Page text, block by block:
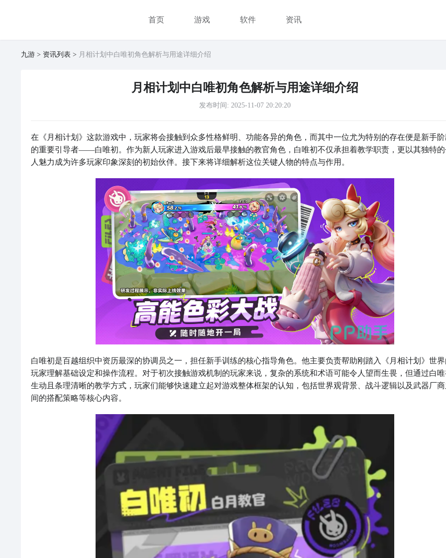
首页 游戏 软件 资讯
九游 资讯列表 月相计划中白唯初角色解析与用途详细介绍
月相计划中白唯初角色解析与用途详细介绍
发布时间: 2025-11-07 20:20:20
在《月相计划》这款游戏中，玩家将会接触到众多性格鲜明、功能各异的角色，而其中一位尤为特别的存在便是新手
的重要引导者——白唯初。作为新人玩家进入游戏后最早接触的教官角色，白唯初不仅承担着教学职责，更以其独特
人魅力成为许多玩家印象深刻的初始伙伴。接下来将详细解析这位关键人物的特点与作用。
白唯初是百越组织中资历最深的协调员之一，担任新手训练的核心指导角色。他主要负责帮助刚踏入《月相计划》世
玩家理解基础设定和操作流程。对于初次接触游戏机制的玩家来说，复杂的系统和术语可能令人望而生畏，但通过白
生动且条理清晰的教学方式，玩家们能够快速建立起对游戏整体框架的认知，包括世界观背景、战斗逻辑以及武器厂
间的搭配策略等核心内容。